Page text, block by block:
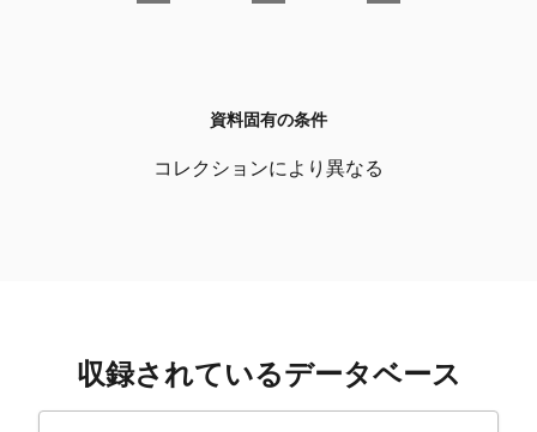
資料固有の条件
コレクションにより異なる
収録されているデータベース